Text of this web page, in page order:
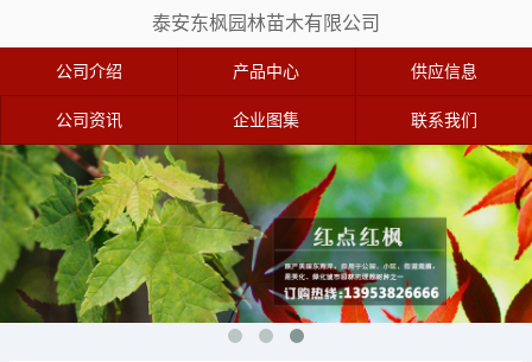
泰安东枫园林苗木有限公司
公司介绍 产品中心 供应信息
公司资讯 企业图集 联系我们